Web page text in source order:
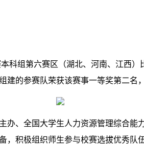
组第六赛区（湖北、河南、江西
的参赛队荣获该赛事一等奖第二名
、全国大学生人力资源管理综合
积极组织师生参与校赛选拔优秀队